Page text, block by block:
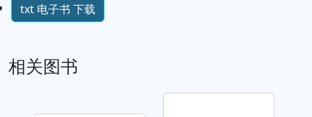
txt 电子书 下载
相关图书